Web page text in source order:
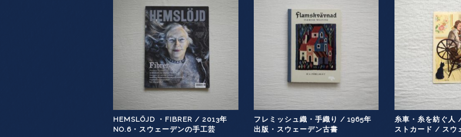
HEMSLÖJD ・FIBRER / 2013年
NO.6・スウェーデンの手工芸
フレミッシュ織・手織り / 1965年
出版・スウェーデン古書
糸車・糸を紡ぐ人
ストカード / スウ